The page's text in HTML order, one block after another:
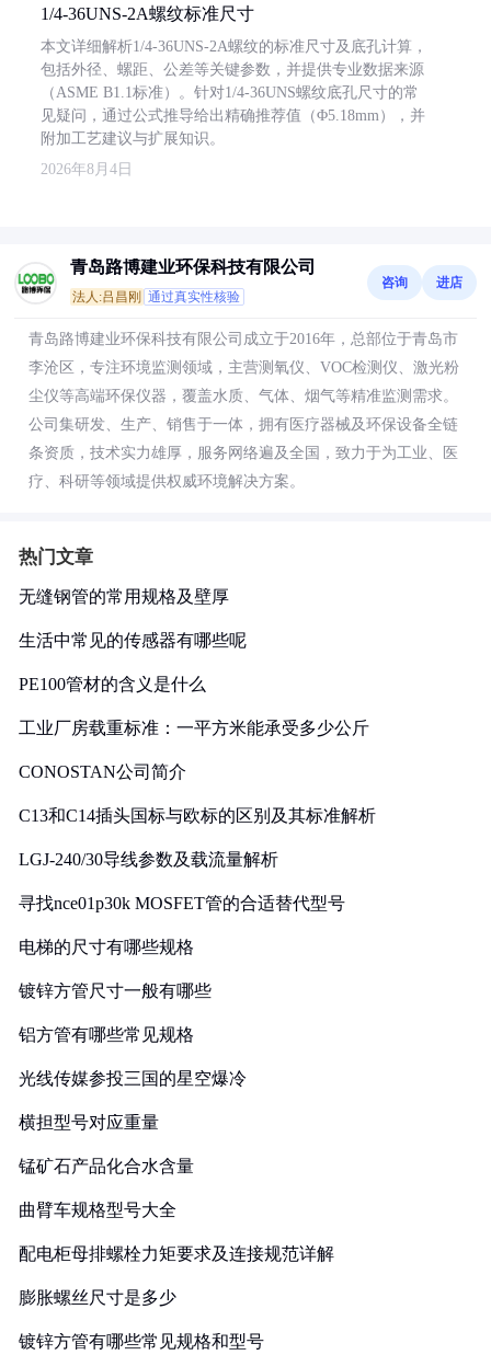
1/4-36UNS-2A螺纹标准尺寸
本文详细解析1/4-36UNS-2A螺纹的标准尺寸及底孔计算，
包括外径、螺距、公差等关键参数，并提供专业数据来源
（ASME B1.1标准）。针对1/4-36UNS螺纹底孔尺寸的常
见疑问，通过公式推导给出精确推荐值（Φ5.18mm），并
附加工艺建议与扩展知识。
2026年8月4日
青岛路博建业环保科技有限公司
法人:吕昌刚 通过真实性核验
咨询 进店
青岛路博建业环保科技有限公司成立于2016年，总部位于青岛市
李沧区，专注环境监测领域，主营测氧仪、VOC检测仪、激光粉
尘仪等高端环保仪器，覆盖水质、气体、烟气等精准监测需求。
公司集研发、生产、销售于一体，拥有医疗器械及环保设备全链
条资质，技术实力雄厚，服务网络遍及全国，致力于为工业、医
疗、科研等领域提供权威环境解决方案。
热门文章
无缝钢管的常用规格及壁厚
生活中常见的传感器有哪些呢
PE100管材的含义是什么
工业厂房载重标准：一平方米能承受多少公斤
CONOSTAN公司简介
C13和C14插头国标与欧标的区别及其标准解析
LGJ-240/30导线参数及载流量解析
寻找nce01p30k MOSFET管的合适替代型号
电梯的尺寸有哪些规格
镀锌方管尺寸一般有哪些
铝方管有哪些常见规格
光线传媒参投三国的星空爆冷
横担型号对应重量
锰矿石产品化合水含量
曲臂车规格型号大全
配电柜母排螺栓力矩要求及连接规范详解
膨胀螺丝尺寸是多少
镀锌方管有哪些常见规格和型号